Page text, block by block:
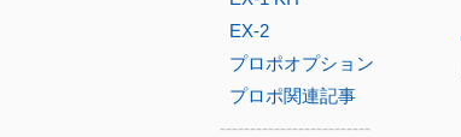
EX-2
プロポオプション
プロポ関連記事
-------------------------